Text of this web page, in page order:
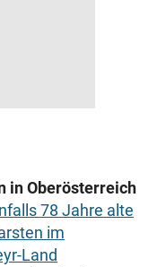
in Oberösterreich
78 Jahre alte
im
Land